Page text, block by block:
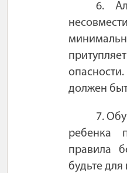
6.
должен
7.
ребенка
правила
будьте